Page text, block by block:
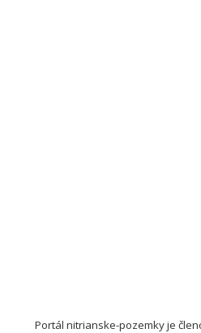
Portál nitrianske-pozemky je